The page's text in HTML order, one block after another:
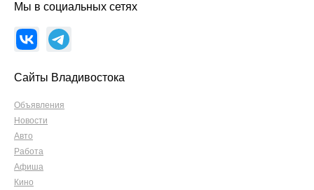
Мы в социальных сетях
Сайты Владивостока
Объявления
Новости
Авто
Работа
Афиша
Кино